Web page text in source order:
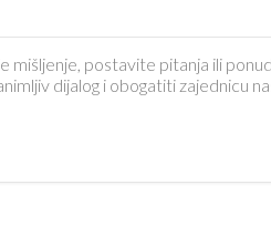
mišljenje, postavite pitanja ili
dijalog i obogatiti zajednicu